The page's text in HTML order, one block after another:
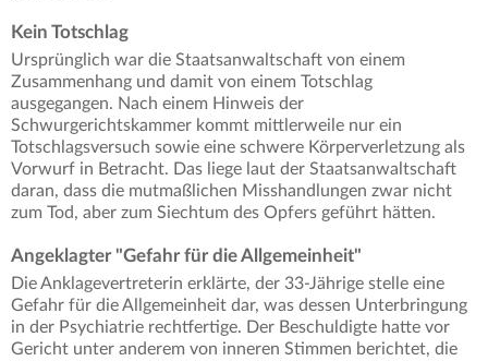
Kein Totschlag
Ursprünglich war die Staatsanwaltschaft von einem
Zusammenhang und damit von einem Totschlag
ausgegangen. Nach einem Hinweis der
Schwurgerichtskammer kommt mittlerweile nur ein
Totschlagsversuch sowie eine schwere Körperverletzung als
Vorwurf in Betracht. Das liege laut der Staatsanwaltschaft
daran, dass die mutmaßlichen Misshandlungen zwar nicht
zum Tod, aber zum Siechtum des Opfers geführt hätten.
Angeklagter "Gefahr für die Allgemeinheit"
Die Anklagevertreterin erklärte, der 33-Jährige stelle eine
Gefahr für die Allgemeinheit dar, was dessen Unterbringung
in der Psychiatrie rechtfertige. Der Beschuldigte hatte vor
Gericht unter anderem von inneren Stimmen berichtet, die